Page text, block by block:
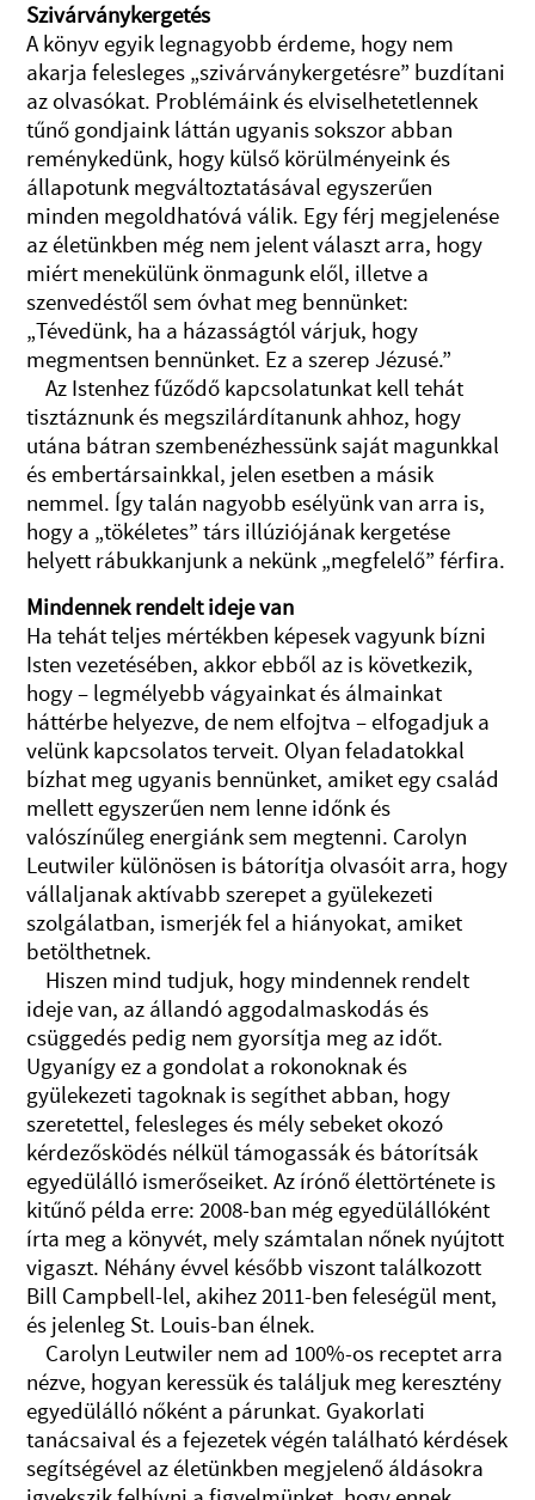
Szivárványkergetés
A könyv egyik legnagyobb érdeme, hogy nem
akarja felesleges „szivárványkergetésre” buzdítani
az olvasókat. Problémáink és elviselhetetlennek
tűnő gondjaink láttán ugyanis sokszor abban
reménykedünk, hogy külső körülményeink és
állapotunk megváltoztatásával egyszerűen
minden megoldhatóvá válik. Egy férj megjelenése
az életünkben még nem jelent választ arra, hogy
miért menekülünk önmagunk elől, illetve a
szenvedéstől sem óvhat meg bennünket:
„Tévedünk, ha a házasságtól várjuk, hogy
megmentsen bennünket. Ez a szerep Jézusé.”
Az Istenhez fűződő kapcsolatunkat kell tehát
tisztáznunk és megszilárdítanunk ahhoz, hogy
utána bátran szembenézhessünk saját magunkkal
és embertársainkkal, jelen esetben a másik
nemmel. Így talán nagyobb esélyünk van arra is,
hogy a „tökéletes” társ illúziójának kergetése
helyett rábukkanjunk a nekünk „megfelelő” férfira.
Mindennek rendelt ideje van
Ha tehát teljes mértékben képesek vagyunk bízni
Isten vezetésében, akkor ebből az is következik,
hogy – legmélyebb vágyainkat és álmainkat
háttérbe helyezve, de nem elfojtva – elfogadjuk a
velünk kapcsolatos terveit. Olyan feladatokkal
bízhat meg ugyanis bennünket, amiket egy család
mellett egyszerűen nem lenne időnk és
valószínűleg energiánk sem megtenni. Carolyn
Leutwiler különösen is bátorítja olvasóit arra, hogy
vállaljanak aktívabb szerepet a gyülekezeti
szolgálatban, ismerjék fel a hiányokat, amiket
betölthetnek.
Hiszen mind tudjuk, hogy mindennek rendelt
ideje van, az állandó aggodalmaskodás és
csüggedés pedig nem gyorsítja meg az időt.
Ugyanígy ez a gondolat a rokonoknak és
gyülekezeti tagoknak is segíthet abban, hogy
szeretettel, felesleges és mély sebeket okozó
kérdezősködés nélkül támogassák és bátorítsák
egyedülálló ismerőseiket. Az írónő élettörténete is
kitűnő példa erre: 2008-ban még egyedülállóként
írta meg a könyvét, mely számtalan nőnek nyújtott
vigaszt. Néhány évvel később viszont találkozott
Bill Campbell-lel, akihez 2011-ben feleségül ment,
és jelenleg St. Louis-ban élnek.
Carolyn Leutwiler nem ad 100%-os receptet arra
nézve, hogyan keressük és találjuk meg keresztény
egyedülálló nőként a párunkat. Gyakorlati
tanácsaival és a fejezetek végén található kérdések
segítségével az életünkben megjelenő áldásokra